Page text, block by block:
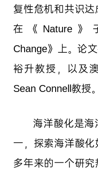
复性危机和共识
在《Nature》
Change》上。论
裕升教授，以及
Sean Connell教授。
海洋酸化是海
一，探索海洋酸
多年来的一个研